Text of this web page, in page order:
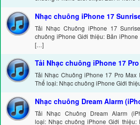
Nhạc chuông iPhone 17
Tải Nhạc Chuông iPhone 17
chuông iPhone Giới thiệu: Bản
[…]
Tải Nhạc chuông iPhone 17
Tải Nhạc Chuông iPhone 17 Pro
Thể loại: Nhạc chuông iPhone Giới
Nhạc chuông Dream Alarm
Tải Nhạc Chuông Dream Alarm
loại: Nhạc chuông iPhone Giới thiệu: